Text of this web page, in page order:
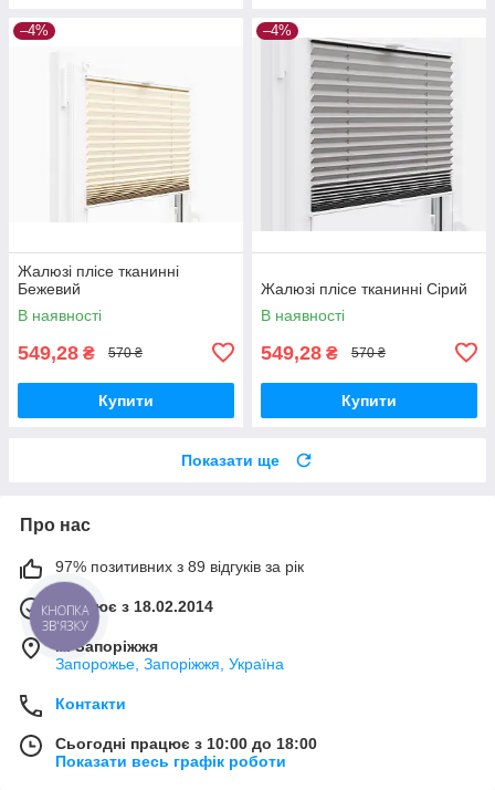
–4%
Жалюзі плісе тканинні
Бежевий
В наявності
549,28 ₴ 570 ₴
Купити
–4%
Жалюзі плісе тканинні Сірий
В наявності
549,28 ₴ 570 ₴
Купити
Показати ще
Про нас
97% позитивних з 89 відгуків за рік
Працює з 18.02.2014
м. Запоріжжя
Запорожье, Запоріжжя, Україна
Контакти
Сьогодні працює з 10:00 до 18:00
Показати весь графік роботи
КНОПКА
ЗВ'ЯЗКУ